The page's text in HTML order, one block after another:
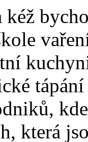
kéž
která